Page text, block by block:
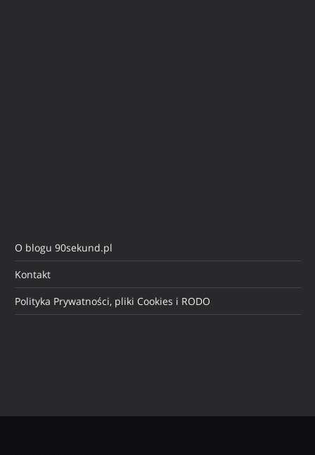
O blogu 90sekund.pl
Kontakt
Polityka Prywatności, pliki Cookies i RODO